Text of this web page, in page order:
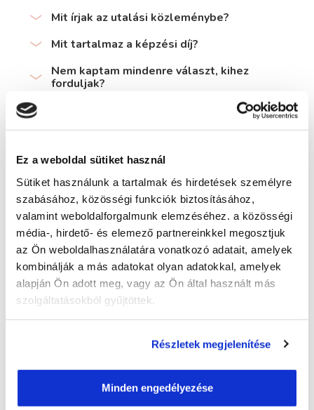
Ez a weboldal sütiket használ
Sütiket használunk a tartalmak és hirdetések személyre
szabásához, közösségi funkciók biztosításához,
valamint weboldalforgalmunk elemzéséhez. a közösségi
média-, hirdető- és elemező partnereinkkel megosztjuk
az Ön weboldalhasználatára vonatkozó adatait, amelyek
kombinálják a más adatokat olyan adatokkal, amelyek
alapján Ön adott meg, vagy az Ön által használt más
szolgáltatásokból gyűjtöttek.
Részletek megjelenítése
Minden engedélyezése
Mit írjak az utalási közleménybe?
Mit tartalmaz a képzési díj?
Nem kaptam mindenre választ, kihez
forduljak?
Képzésszervező
Szikra Borbála
szikra.borbala@tanfolyam.hu
+36307145576
" B " csoport
Indulás időpontja:2026-09-12